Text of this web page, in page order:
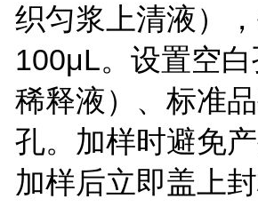
织匀浆上清液）
100μL。设置空
稀释液）、标准
孔。加样时避免产
加样后立即盖上